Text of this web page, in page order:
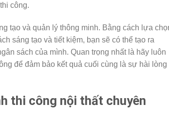
công.
tạo và quản lý thông minh. Bằng cách lựa
sáng tạo và tiết kiệm, bạn sẽ có thể tạo ra
sách của mình. Quan trọng nhất là hãy luôn
để đảm bảo kết quả cuối cùng là sự hài lòng
thi công nội thất chuyên